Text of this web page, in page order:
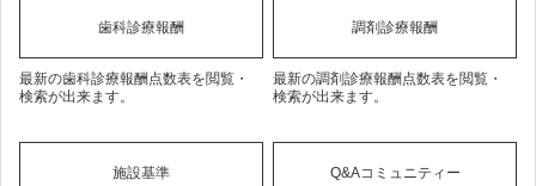
歯科診療報酬
最新の歯科診療報酬点数表を閲覧・
検索が出来ます。
調剤診療報酬
最新の調剤診療報酬点数表を閲覧・
検索が出来ます。
施設基準 Q&Aコミュニティー